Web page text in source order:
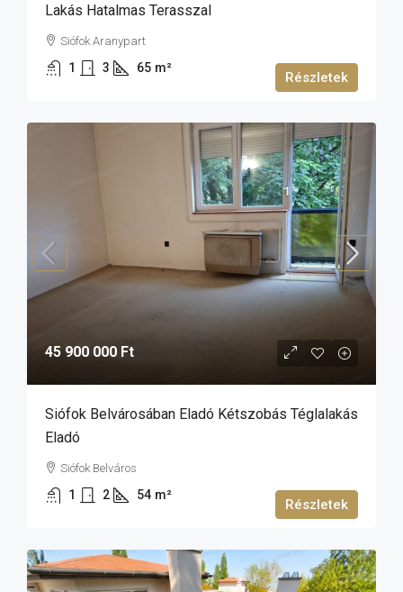
Lakás Hatalmas Terasszal
Siófok Aranypart
1 3 65 m²
Részletek
45 900 000 Ft
Siófok Belvárosában Eladó Kétszobás Téglalakás
Eladó
Siófok Belváros
1 2 54 m²
Részletek